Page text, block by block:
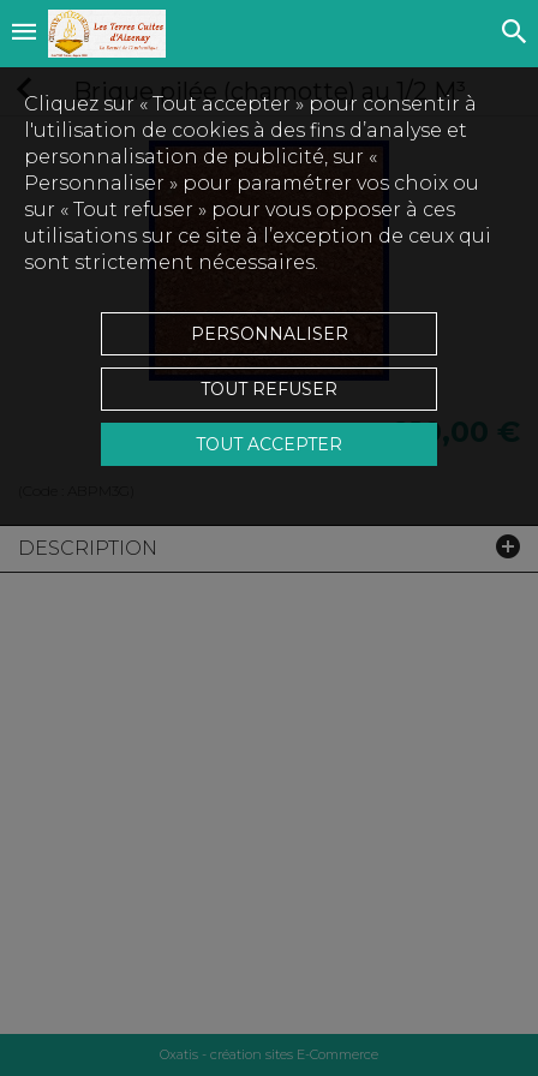
Brique pilée (chamotte) au 1/2 M³
210,00 €
DESCRIPTION
Cliquez sur « Tout accepter » pour consentir à
l'utilisation de cookies à des fins d’analyse et
personnalisation de publicité, sur «
Personnaliser » pour paramétrer vos choix ou
sur « Tout refuser » pour vous opposer à ces
utilisations sur ce site à l’exception de ceux qui
sont strictement nécessaires.
PERSONNALISER
TOUT REFUSER
TOUT ACCEPTER
Oxatis - création sites E-Commerce